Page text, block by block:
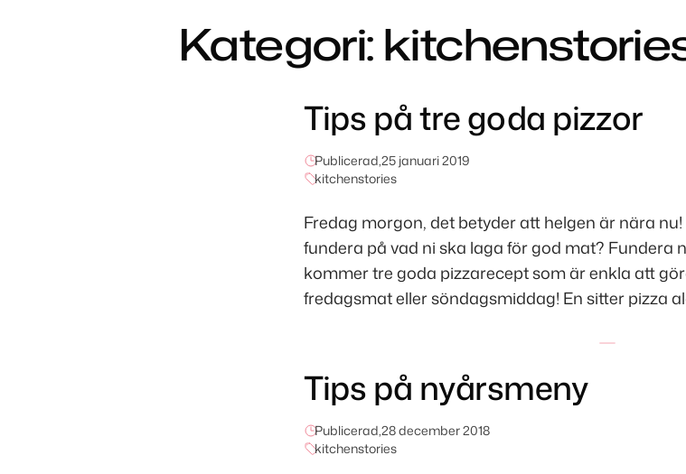
Kategori:
Tips på tre goda pizzor
Publicerad,25 januari 2019
kitchenstories
Fredag morgon, det betyder att helgen är nära
fundera på vad ni ska laga för god mat? Fundera
kommer tre goda pizzarecept som är enkla att
fredagsmat eller söndagsmiddag! En sitter pizza
Tips på nyårsmeny
Publicerad,28 december 2018
kitchenstories